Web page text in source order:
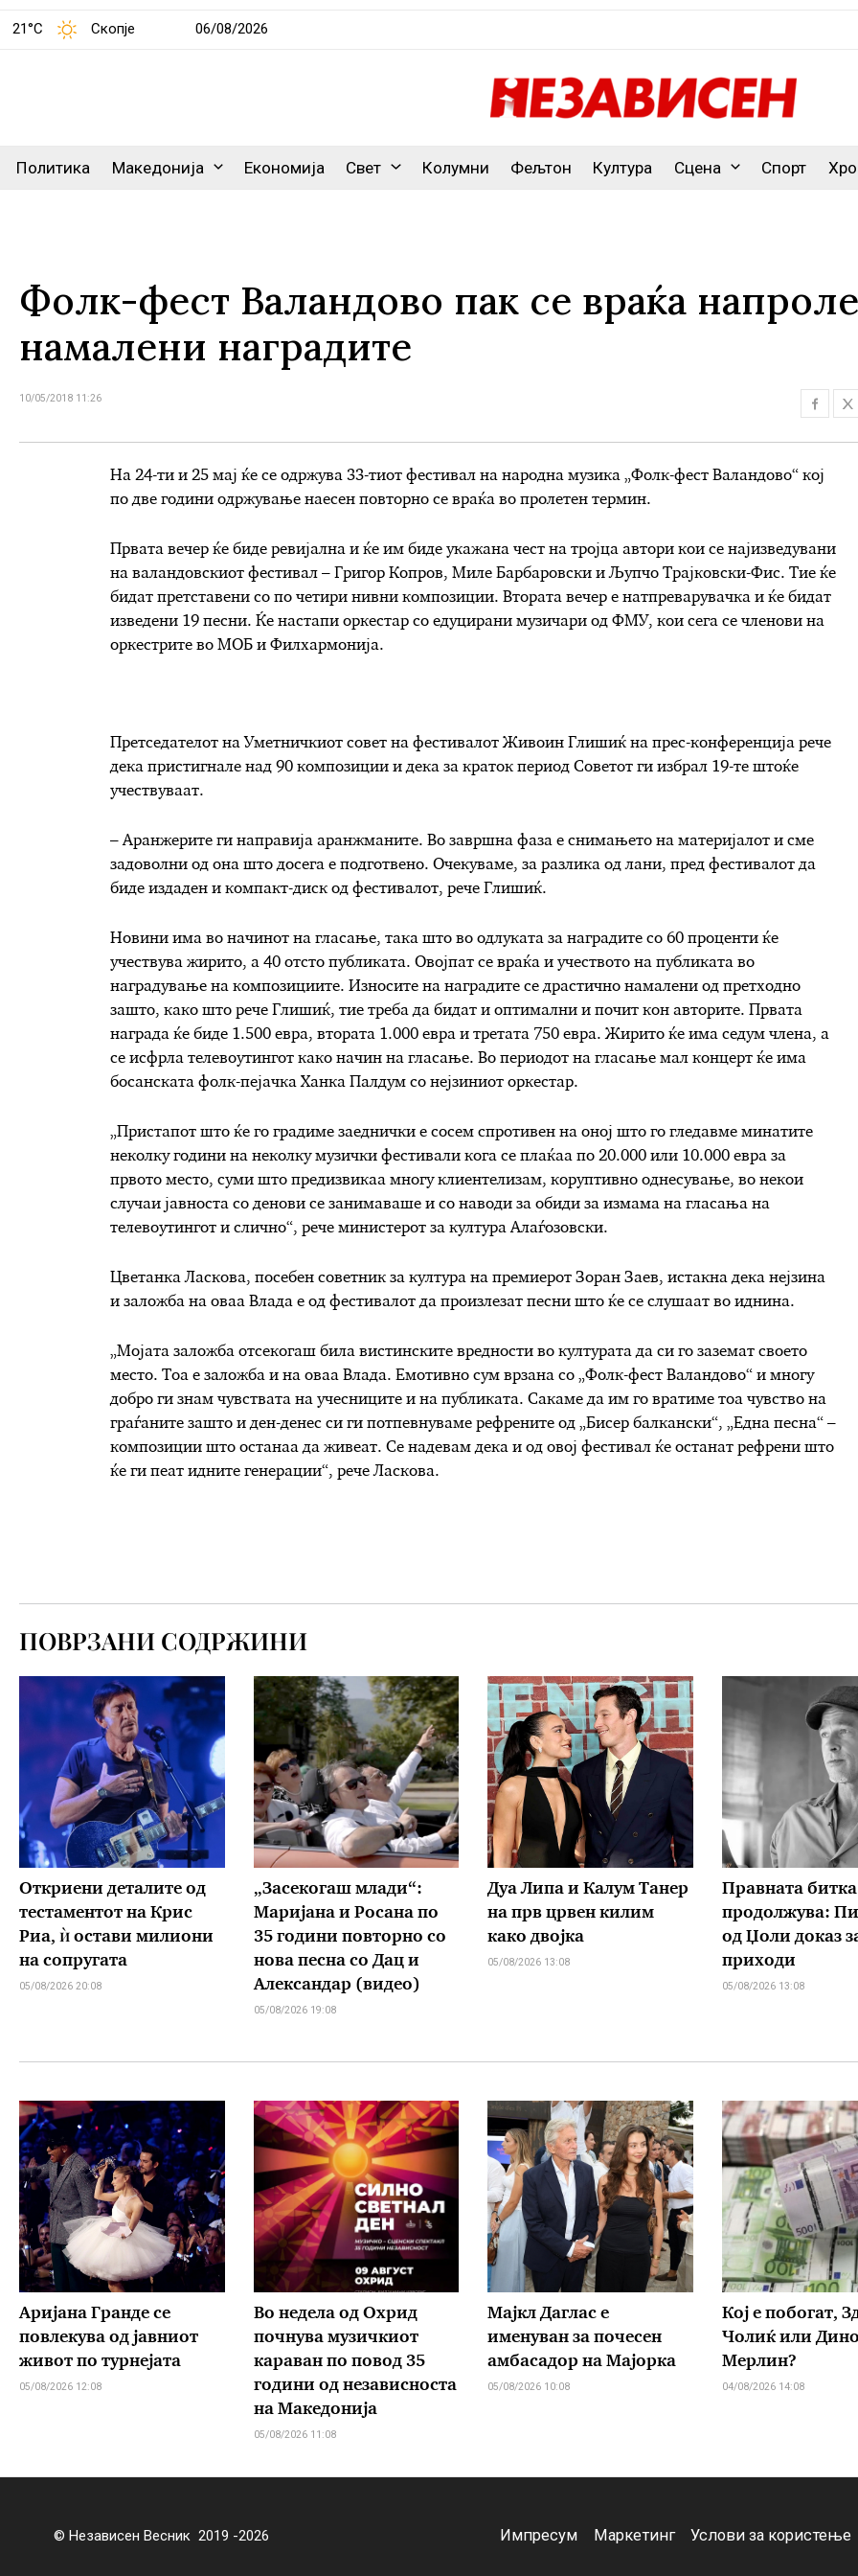
21°C Скопје 06/08/2026
Политика Македонија Економија Свет Колумни Фељтон Култура Сцена Спорт
Фолк-фест Валандово пак се враќа
намалени наградите
10/05/2018 11:26
На 24-ти и 25 мај ќе се одржува 33-тиот фестивал на народна музика „Фолк-фест Валандово“ кој
по две години одржување наесен повторно се враќа во пролетен термин.
Првата вечер ќе биде ревијална и ќе им биде укажана чест на тројца автори кои се најизведувани
на валандовскиот фестивал – Григор Копров, Миле Барбаровски и Љупчо Трајковски-Фис. Тие ќе
бидат претставени со по четири нивни композиции. Втората вечер е натпреварувачка и ќе бидат
изведени 19 песни. Ќе настапи оркестар со едуцирани музичари од ФМУ, кои сега се членови на
оркестрите во МОБ и Филхармонија.
Претседателот на Уметничкиот совет на фестивалот Живоин Глишиќ на прес-конференција рече
дека пристигнале над 90 композиции и дека за краток период Советот ги избрал 19-те штоќе
учествуваат.
– Аранжерите ги направија аранжманите. Во завршна фаза е снимањето на материјалот и сме
задоволни од она што досега е подготвено. Очекуваме, за разлика од лани, пред фестивалот да
биде издаден и компакт-диск од фестивалот, рече Глишиќ.
Новини има во начинот на гласање, така што во одлуката за наградите со 60 проценти ќе
учествува жирито, а 40 отсто публиката. Овојпат се враќа и учеството на публиката во
наградување на композициите. Износите на наградите се драстично намалени од претходно
зашто, како што рече Глишиќ, тие треба да бидат и оптимални и почит кон авторите. Првата
награда ќе биде 1.500 евра, втората 1.000 евра и третата 750 евра. Жирито ќе има седум члена, а
се исфрла телевоутингот како начин на гласање. Во периодот на гласање мал концерт ќе има
босанската фолк-пејачка Ханка Палдум со нејзиниот оркестар.
„Пристапот што ќе го градиме заеднички е сосем спротивен на оној што го гледавме минатите
неколку години на неколку музички фестивали кога се плаќаа по 20.000 или 10.000 евра за
првото место, суми што предизвикаа многу клиентелизам, коруптивно однесување, во некои
случаи јавноста со денови се занимаваше и со наводи за обиди за измама на гласања на
телевоутингот и слично“, рече министерот за култура Алаѓозовски.
Цветанка Ласкова, посебен советник за култура на премиерот Зоран Заев, истакна дека нејзина
и заложба на оваа Влада е од фестивалот да произлезат песни што ќе се слушаат во иднина.
„Мојата заложба отсекогаш била вистинските вредности во културата да си го заземат своето
место. Тоа е заложба и на оваа Влада. Емотивно сум врзана со „Фолк-фест Валандово“ и многу
добро ги знам чувствата на учесниците и на публиката. Сакаме да им го вратиме тоа чувство на
граѓаните зашто и ден-денес си ги потпевнуваме рефрените од „Бисер балкански“, „Една песна“ –
композиции што останаа да живеат. Се надевам дека и од овој фестивал ќе останат рефрени што
ќе ги пеат идните генерации“, рече Ласкова.
ПОВРЗАНИ СОДРЖИНИ
Откриени деталите од
тестаментот на Крис
Риа, ѝ остави милиони
на сопругата
05/08/2026 20:08
„Засекогаш млади“:
Маријана и Росана по
35 години повторно со
нова песна со Дац и
Александар (видео)
05/08/2026 19:08
Дуа Липа и Калум Танер
на прв црвен килим
како двојка
05/08/2026 13:08
Правната битка
продолжува:
од Џоли доказ
приходи
05/08/2026 13:08
Аријана Гранде се
повлекува од јавниот
живот по турнејата
05/08/2026 12:08
Во недела од Охрид
почнува музичкиот
караван по повод 35
години од независноста
на Македонија
05/08/2026 11:08
Мајкл Даглас е
именуван за почесен
амбасадор на Мајорка
05/08/2026 10:08
Кој е побогат,
Чолиќ или Дино
Мерлин?
04/08/2026 14:08
© Независен Весник 2019 -2026 Импресум Маркетинг Услови за користење